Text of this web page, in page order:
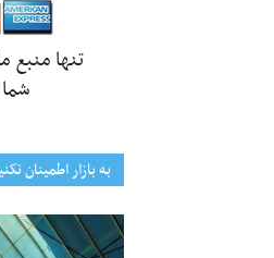
تنها
به بازار اطمینان